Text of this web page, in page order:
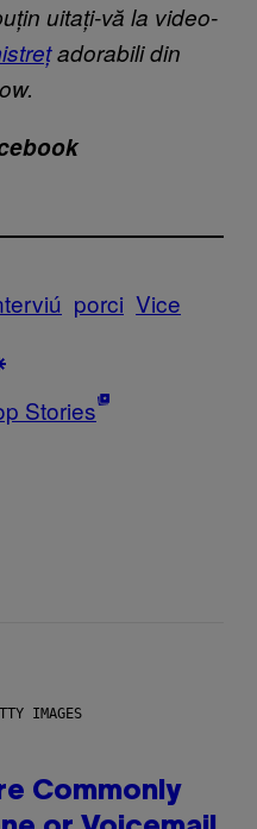
uitați-vă la video-
adorabili din
porci Vice
Stories
IMAGES
Commonly